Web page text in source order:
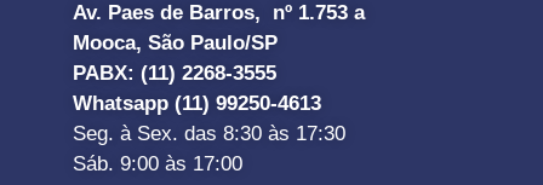
Av. Paes de Barros, nº 1.753 a
Mooca, São Paulo/SP
PABX: (11) 2268-3555
Whatsapp (11) 99250-4613
Seg. à Sex. das 8:30 às 17:30
Sáb. 9:00 às 17:00